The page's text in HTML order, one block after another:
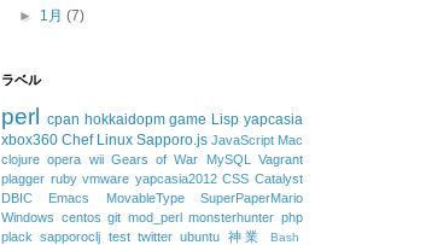
► 1月(7)
ラベル
perl cpan hokkaidopm game Lisp yapcasia
xbox360 Chef Linux Sapporo.js JavaScript Mac
clojure opera wii Gears of War MySQL
Vagrant
plagger ruby vmware yapcasia2012 CSS Catalyst
DBIC
Emacs MovableType
SuperPaperMario
Windows centos git mod_perl monsterhunter php
plack
sapporoclj test twitter ubuntu 神業
Bash